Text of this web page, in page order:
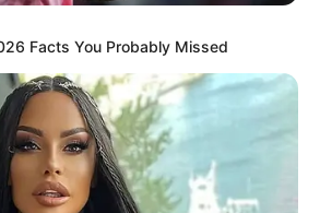
Facts You Probably Missed